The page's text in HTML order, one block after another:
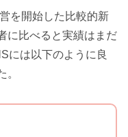
を開始した比較的新
に比べると実績はまだ
には以下のように良
。